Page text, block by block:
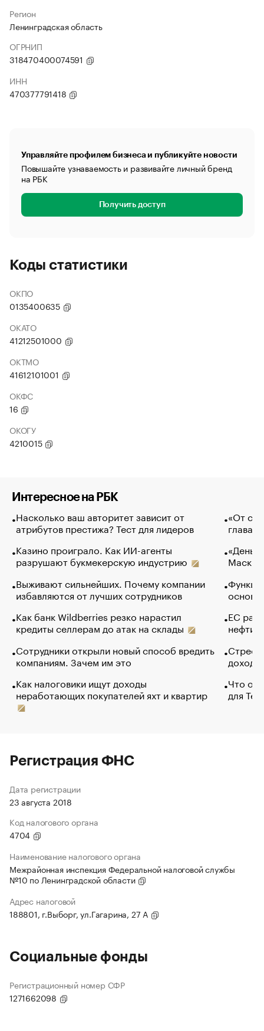
Регион
Ленинградская область
ОГРНИП
318470400074591
ИНН
470377791418
Управляйте профилем бизнеса и публикуйте новости
Повышайте узнаваемость и развивайте личный бренд
на РБК
Получить доступ
Коды статистики
ОКПО
0135400635
ОКАТО
41212501000
ОКТМО
41612101001
ОКФС
16
ОКОГУ
4210015
Интересное на РБК
Насколько ваш авторитет зависит от
атрибутов престижа? Тест для лидеров
Казино проиграло. Как ИИ-агенты
разрушают букмекерскую индустрию
Выживают сильнейших. Почему компании
избавляются от лучших сотрудников
Как банк Wildberries резко нарастил
кредиты селлерам до атак на склады
Сотрудники открыли новый способ вредить
компаниям. Зачем им это
Как налоговики ищут доходы
неработающих покупателей яхт и квартир
«От
глава
Маск в
основ
ЕС
нефти
Что
для
Регистрация ФНС
Дата регистрации
23 августа 2018
Код налогового органа
4704
Наименование налогового органа
Межрайонная инспекция Федеральной налоговой службы
№10 по Ленинградской области
Адрес налоговой
188801, г.Выборг, ул.Гагарина, 27 А
Социальные фонды
Регистрационный номер СФР
1271662098